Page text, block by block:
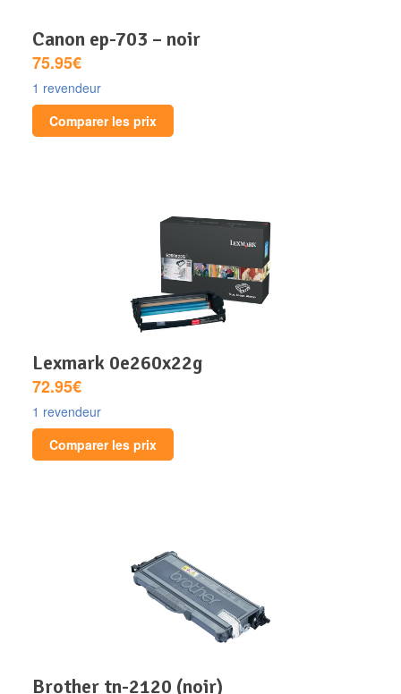
canon ep-703 – noir
75.95€
1 revendeur
Comparer les prix
lexmark 0e260x22g
72.95€
1 revendeur
Comparer les prix
brother tn-2120 (noir)